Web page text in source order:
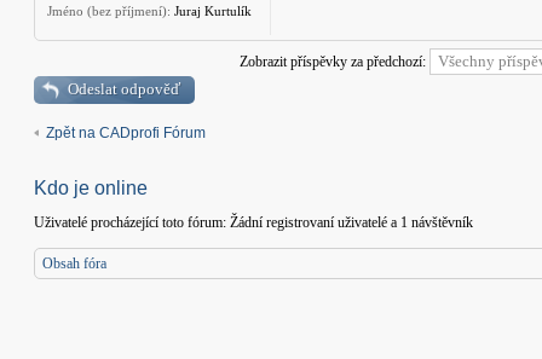
Jméno (bez příjmení): Juraj Kurtulík
Zobrazit příspěvky za předchozí:
Odeslat odpověď
Zpět na CADprofi Fórum
Kdo je online
Uživatelé procházející toto fórum: Žádní registrovaní uživatelé a 1 návštěvník
Obsah fóra